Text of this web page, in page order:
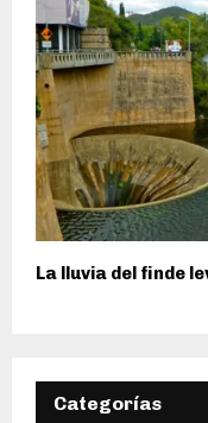
La lluvia del finde
Categorías